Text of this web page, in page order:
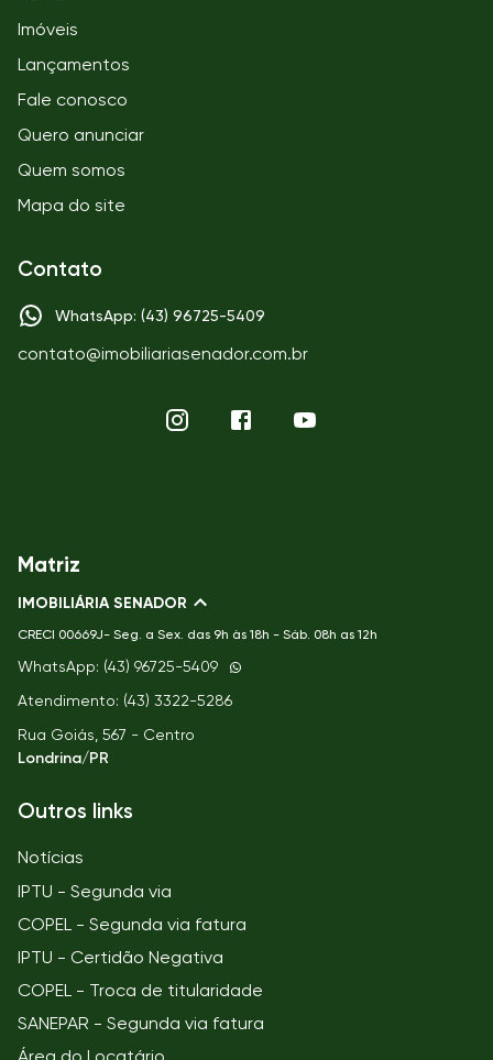
Imóveis
Lançamentos
Fale conosco
Quero anunciar
Quem somos
Mapa do site
Contato
WhatsApp: (43) 96725-5409
contato@imobiliariasenador.com.br
Matriz
IMOBILIÁRIA SENADOR
CRECI 00669J- Seg. a Sex. das 9h às 18h - Sáb. 08h as 12h
WhatsApp: (43) 96725-5409
Atendimento: (43) 3322-5286
Rua Goiás, 567 - Centro
Londrina/PR
Outros links
Notícias
IPTU - Segunda via
COPEL - Segunda via fatura
IPTU - Certidão Negativa
COPEL - Troca de titularidade
SANEPAR - Segunda via fatura